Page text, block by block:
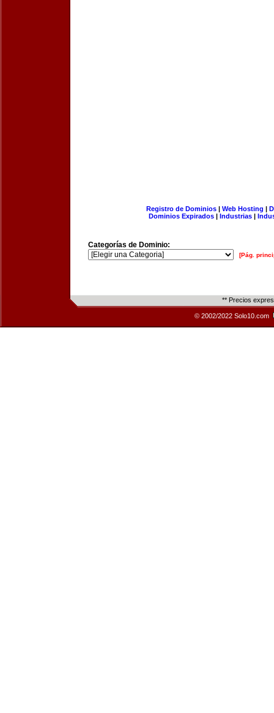
Registro de Dominios| Web Hosting |
Dominios Expirados | Industrias |
Categorías de Dominio:
[Pág.
** Precios
© 2002/2022 Solo10.com